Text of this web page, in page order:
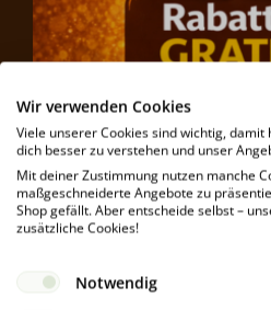
Wir verwenden Cookies
Viele unserer Cookies sind wichtig,
dich besser zu verstehen und unser
Mit deiner Zustimmung nutzen manche
maßgeschneiderte Angebote zu
Shop gefällt. Aber entscheide selbst –
zusätzliche Cookies!
Notwendig